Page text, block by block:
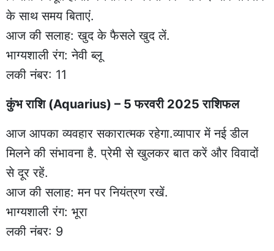
के साथ समय बिताएं.
आज की सलाह: खुद के फैसले खुद लें.
भाग्यशाली रंग: नेवी ब्लू
लकी नंबर: 11
कुंभ राशि (Aquarius) – 5 फरवरी 2025 राशिफल
आज आपका व्यवहार सकारात्मक रहेगा.व्यापार में नई डील
मिलने की संभावना है. प्रेमी से खुलकर बात करें और विवादों
से दूर रहें.
आज की सलाह: मन पर नियंत्रण रखें.
भाग्यशाली रंग: भूरा
लकी नंबर: 9